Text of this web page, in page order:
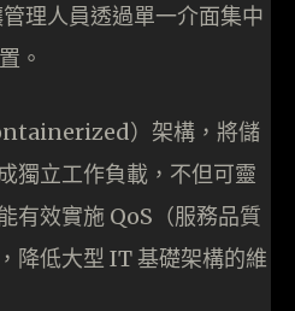
理人員透過單一介面集中
。
）架構，將儲
獨立工作負載，不但可靈
有效實施 QoS（服務品質
降低大型 IT 基礎架構的維